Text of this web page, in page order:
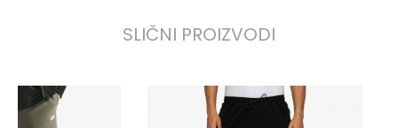
SLIČNI PROIZVODI